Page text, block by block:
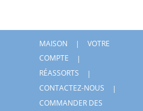
MAISON
VOTRE
COMPTE
RÉASSORTS
CONTACTEZ-NOUS
COMMANDER DES